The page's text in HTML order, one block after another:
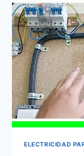
EN
ELECTRICIDAD